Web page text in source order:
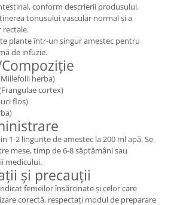
conform descrierii produsului.
tonusului vascular normal și a
plante într-un singur amestec pentru
de infuzie.
herba)
cortex)
flos)
1-2 lingurițe de amestec la 200 ml apă. Se
mese, timp de 6-8 săptămâni sau
medicului.
și precauții
femeilor însărcinate și celor care
corectă, respectați modul de preparare